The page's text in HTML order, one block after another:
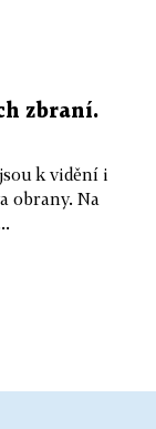
zbraní.
k vidění i
obrany. Na